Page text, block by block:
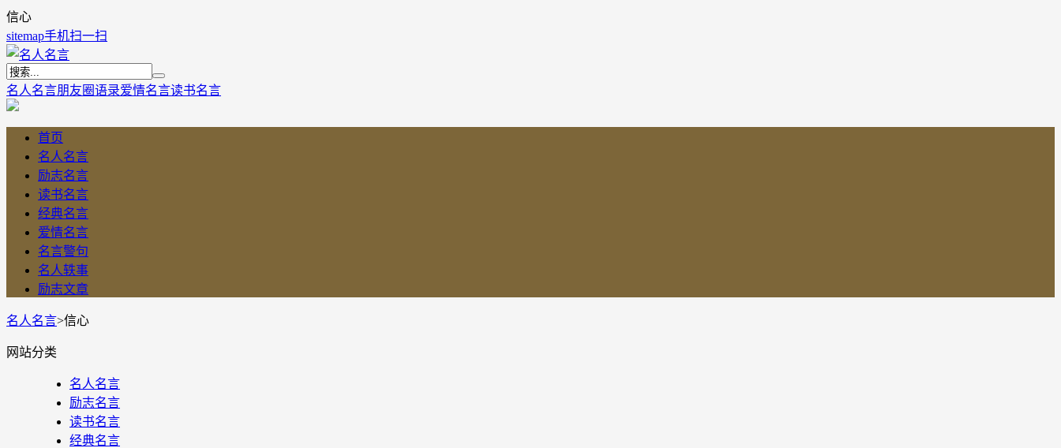
信心
sitemap手机扫一扫
名人名言朋友圈语录爱情名言读书名言
首页
名人名言
励志名言
读书名言
经典名言
爱情名言
名言警句
名人轶事
励志文章
名人名言>信心
网站分类
名人名言
励志名言
读书名言
经典名言